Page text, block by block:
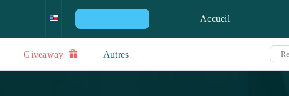
Accueil
Giveaway Autres